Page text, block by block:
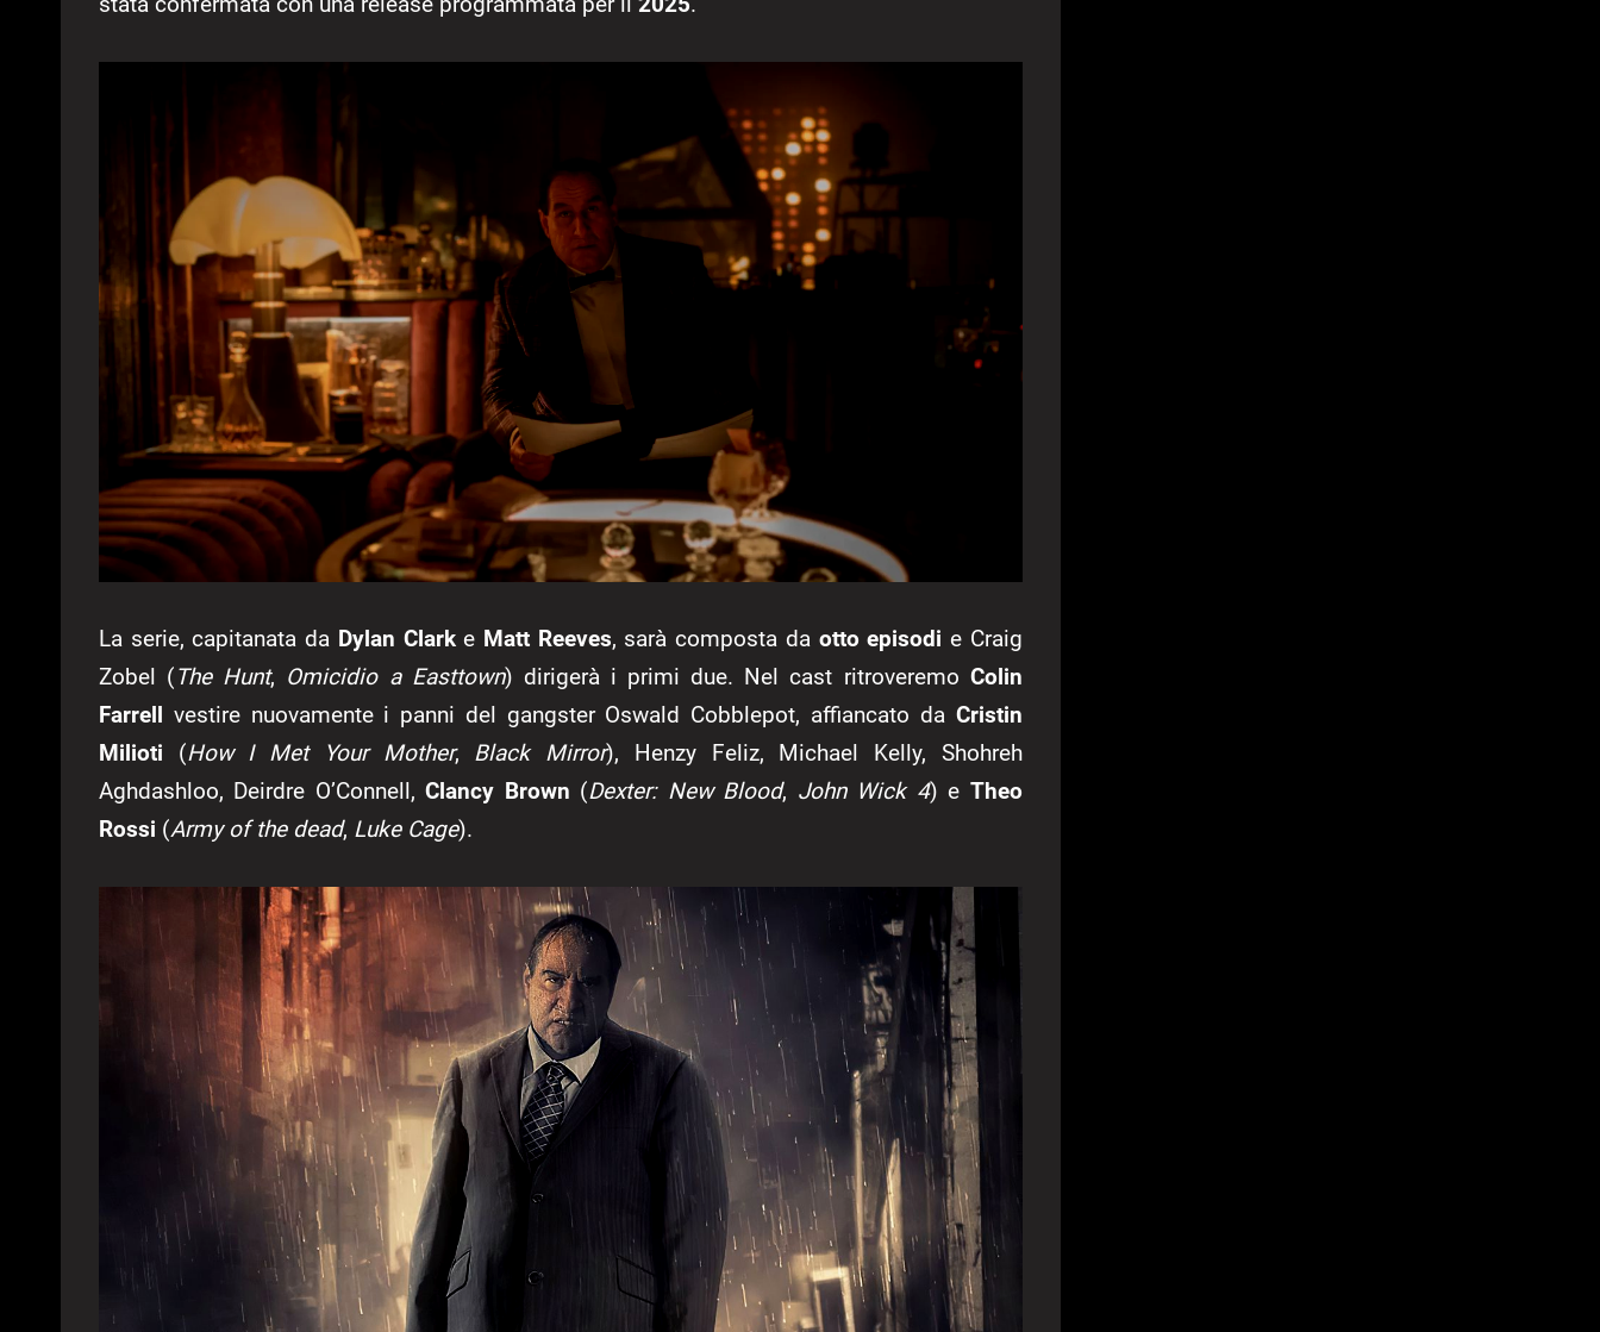
La serie, capitanata da Dylan Clarke Matt Reeves, sarà composta da otto episodi e Craig
Zobel (The Hunt, Omicidio a Easttown) dirigerà i primi due. Nel cast ritroveremo Colin
Farrell vestire nuovamente i panni del gangster Oswald Cobblepot, affiancato da Cristin
Milioti (How I Met Your Mother, Black Mirror), Henzy Feliz, Michael Kelly, Shohreh
Aghdashloo, Deirdre O’Connell,Clancy Brown (Dexter: New Blood, John Wick 4) e Theo
Rossi (Army of the dead, Luke Cage).